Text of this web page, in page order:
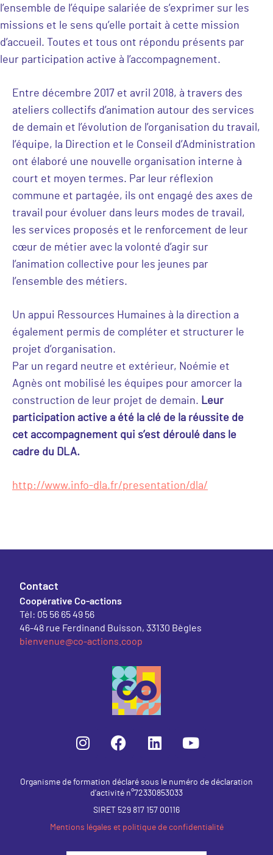
l’ensemble de l’équipe salariée de s’exprimer sur les
missions et le sens qu’elle portait à cette mission
d’accueil. Toutes et tous ont répondu présents par
leur participation active à l’accompagnement.
Entre décembre 2017 et avril 2018, à travers des
ateliers collectifs d’animation autour des services
de demain et l’évolution de l’organisation du travail,
l’équipe, la Direction et le Conseil d’Administration
ont élaboré une nouvelle organisation interne à
court et moyen termes. Par leur réflexion
commune et partagée, ils ont engagé des axes de
travail pour évoluer dans leurs modes de travail,
les services proposés et le renforcement de leur
cœur de métier avec la volonté d’agir sur
l’animation collective pour les jeunes par
l’ensemble des métiers.
Un appui Ressources Humaines à la direction a
également permis de compléter et structurer le
projet d’organisation.
Par un regard neutre et extérieur, Noémie et
Agnès ont mobilisé les équipes pour amorcer la
construction de leur projet de demain. Leur
participation active a été la clé de la réussite de
cet accompagnement qui s’est déroulé dans le
cadre du DLA.
http://www.info-dla.fr/presentation/dla/
Contact
Coopérative Co-actions
Tél: 05 56 65 49 56
46-48 rue Ferdinand Buisson, 33130 Bègles
bienvenue@co-actions.coop
Organisme de formation déclaré sous le numéro de déclaration
d’activité n°72330853033
SIRET 529 817 157 00116
Mentions légales et politique de confidentialité